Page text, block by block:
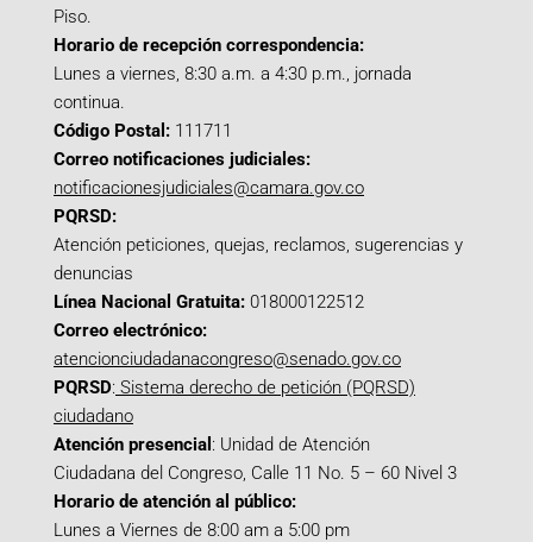
Piso.
Horario de recepción correspondencia:
Lunes a viernes, 8:30 a.m. a 4:30 p.m., jornada
continua.
Código Postal: 111711
Correo notificaciones judiciales:
notificacionesjudiciales@camara.gov.co
PQRSD:
Atención peticiones, quejas, reclamos, sugerencias y
denuncias
Línea Nacional Gratuita: 018000122512
Correo electrónico:
atencionciudadanacongreso@senado.gov.co
PQRSD: Sistema derecho de petición (PQRSD)
ciudadano
Atención presencial : Unidad de Atención
Ciudadana del Congreso, Calle 11 No. 5 – 60 Nivel 3
Horario de atención al público:
Lunes a Viernes de 8:00 am a 5:00 pm